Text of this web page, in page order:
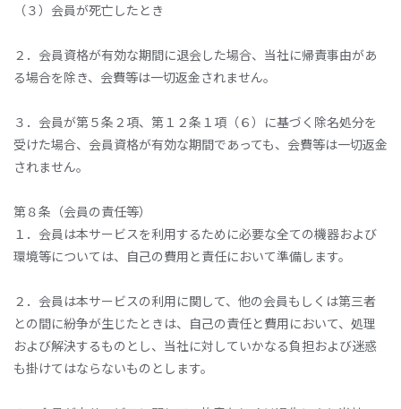
（３）会員が死亡したとき
２．会員資格が有効な期間に退会した場合、当社に帰責事由があ
る場合を除き、会費等は一切返金されません。
３．会員が第５条２項、第１２条１項（６）に基づく除名処分を
受けた場合、会員資格が有効な期間であっても、会費等は一切返金
されません。
第８条（会員の責任等）
１．会員は本サービスを利用するために必要な全ての機器および
環境等については、自己の費用と責任において準備します。
２．会員は本サービスの利用に関して、他の会員もしくは第三者
との間に紛争が生じたときは、自己の責任と費用において、処理
および解決するものとし、当社に対していかなる負担および迷惑
も掛けてはならないものとします。